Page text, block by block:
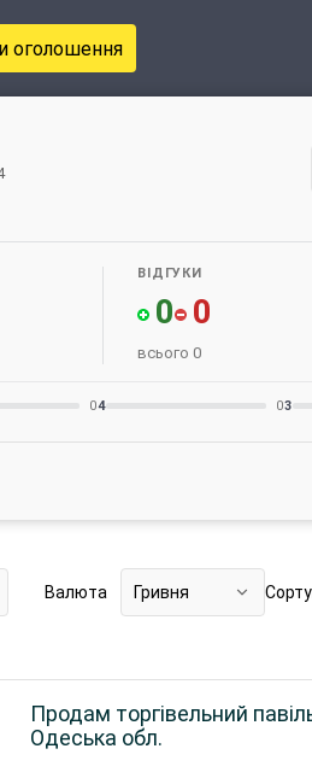
оголошення
ВІДГУКИ
0 0
всього 0
04 03
Валюта Гривня
Продам торгівельний
Одеська обл.